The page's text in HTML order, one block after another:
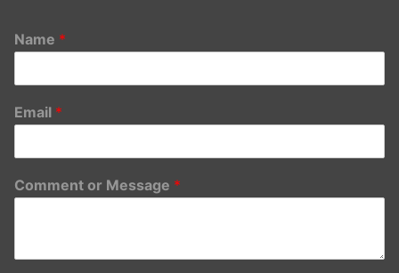
Name *
Email *
Comment or Message *